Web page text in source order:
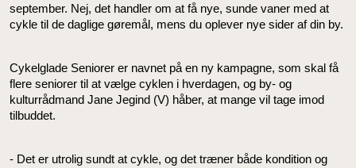
september. Nej, det handler om at få nye, sunde vaner med at
cykle til de daglige gøremål, mens du oplever nye sider af din by.
Cykelglade Seniorer er navnet på en ny kampagne, som skal få
flere seniorer til at vælge cyklen i hverdagen, og by- og
kulturrådmand Jane Jegind (V) håber, at mange vil tage imod
tilbuddet.
- Det er utrolig sundt at cykle, og det træner både kondition og